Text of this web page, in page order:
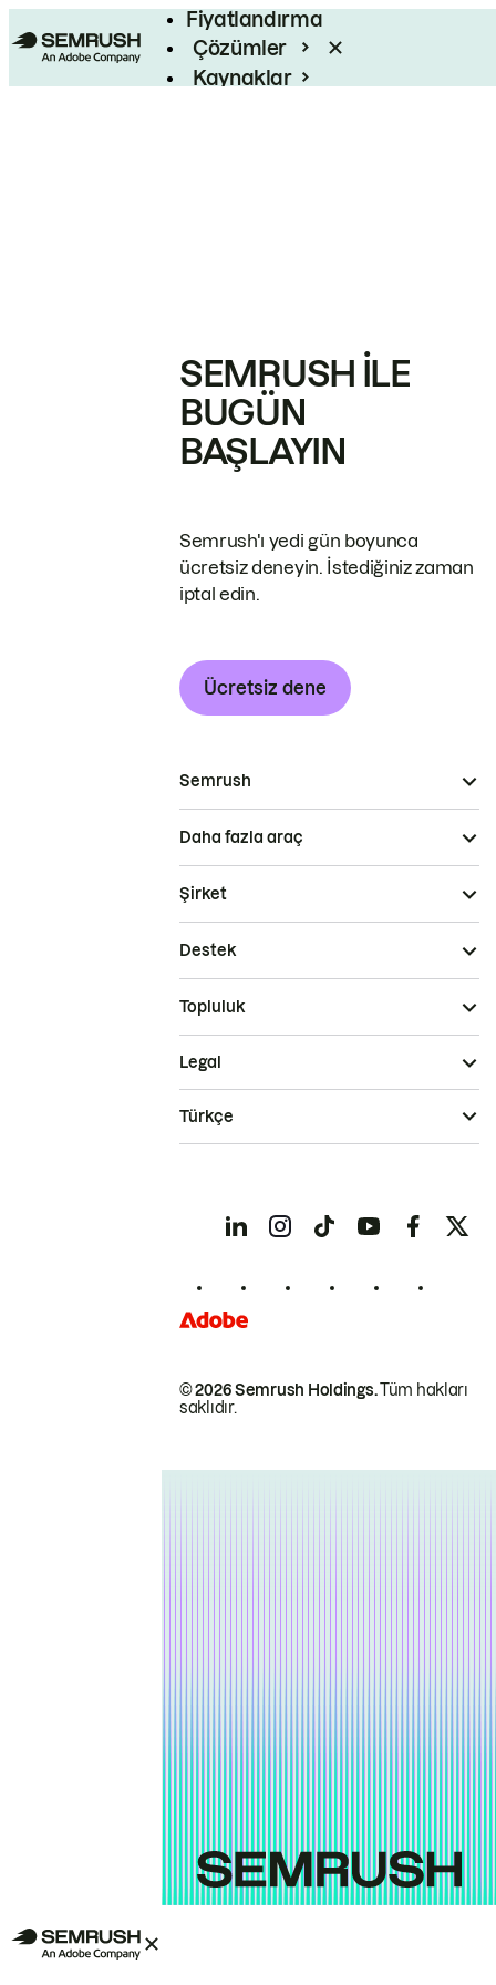
Fiyatlandırma
Çözümler
Kaynaklar
SEMRUSH ILE
BUGÜN
BAŞLAYIN
Semrush'ı yedi gün boyunca
ücretsiz deneyin. İstediğiniz zaman
iptal edin.
Ücretsiz dene
Semrush
Daha fazla araç
Şirket
Destek
Topluluk
© 2026 Semrush Holdings.Tüm hakları
saklıdır.
Legal
Türkçe